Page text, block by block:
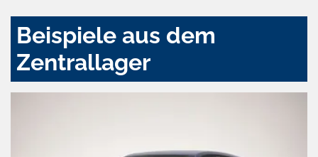
Beispiele aus dem
Zentrallager